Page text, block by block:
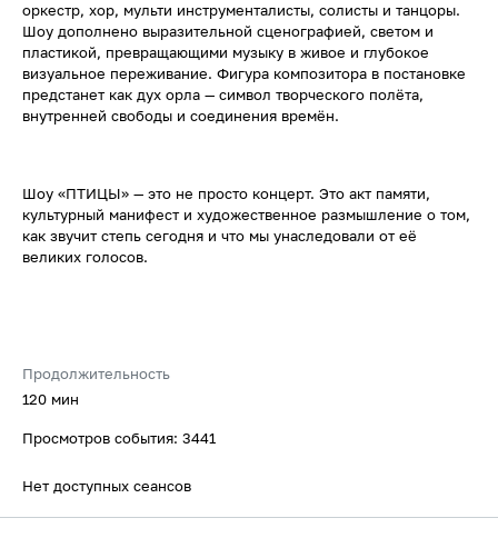
оркестр, хор, мульти инструменталисты, солисты и танцоры.
Шоу дополнено выразительной сценографией, светом и
пластикой, превращающими музыку в живое и глубокое
визуальное переживание. Фигура композитора в постановке
предстанет как дух орла — символ творческого полёта,
внутренней свободы и соединения времён.
Шоу «ПТИЦЫ» — это не просто концерт. Это акт памяти,
культурный манифест и художественное размышление о том,
как звучит степь сегодня и что мы унаследовали от её
великих голосов.
Продолжительность
120 мин
Просмотров события: 3441
Нет доступных сеансов